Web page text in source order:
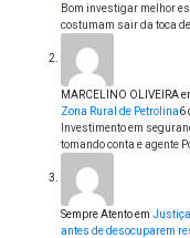
Bom investigar melhor
costumam sair da toca
MARCELINO OLIVEIRA
Zona Rural de Petrolina6
Investimento em
tomando conta e agente
Sempre Atentoem
antes de desocuparem